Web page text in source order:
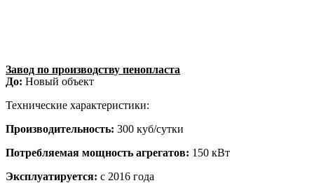
Завод по производству пенопласта
До: Новый объект
Технические характеристики:
Производительность: 300 куб/сутки
Потребляемая мощность агрегатов: 150 кВт
Эксплуатируется: с 2016 года